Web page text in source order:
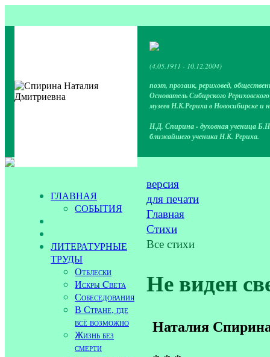
(4.05.1911 - 10.12.2004)
поэт, прозаик, рериховед,
Основатель Сибирского
музеев Н.К.Рериха в Новосибирске и
Н.Д. Спирина - духовная ученица
ближайшего ученика Н.К. Рериха.
ГЛАВНАЯ
СОБЫТИЯ
ЛИТЕРАТУРНЫЕ
ТРУДЫ
Отблески
Искры Cвета
Собеседования
В Стране, где
всё возможно
Жизнь без
смерти
версия
для печати
Главная
Стихи
Все стихи
Не виден
Наталия